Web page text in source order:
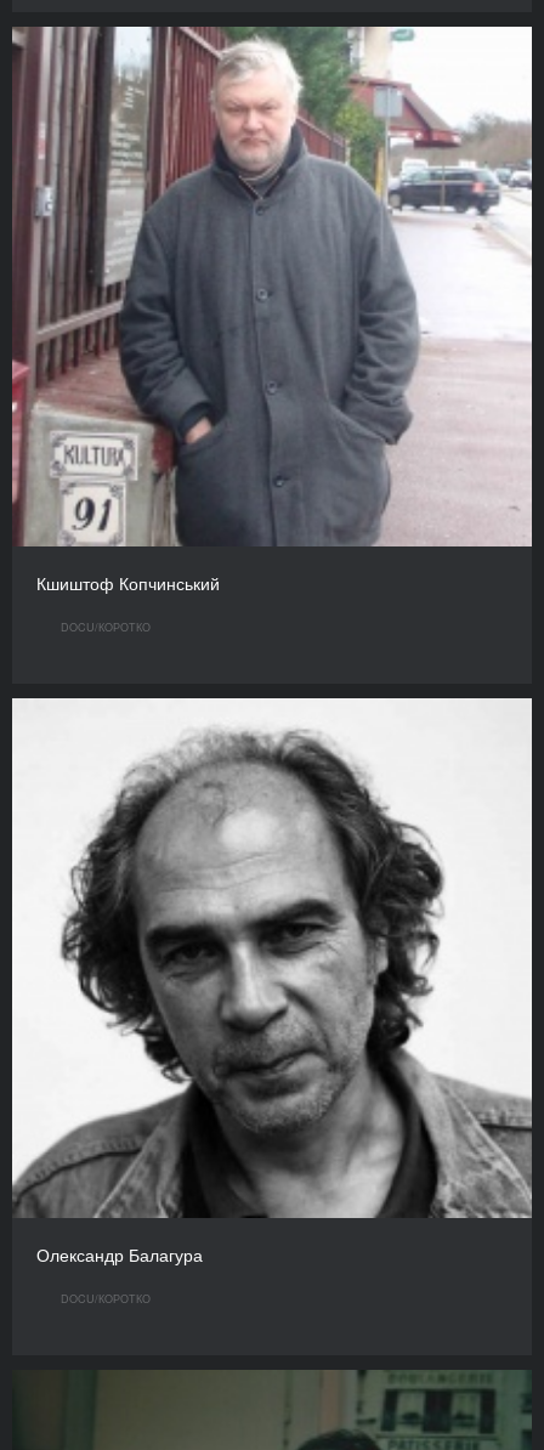
Кшиштоф Копчинський
DOCU/КOРОТКО
Олександр Балагура
DOCU/КOРОТКО